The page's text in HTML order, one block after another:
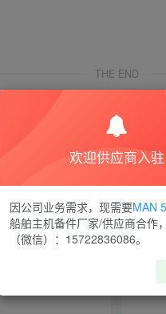
THE END
喜欢就支持一下吧
点赞13 分享
欢迎供应商入驻
因公司业务需求，现需要MAN
船舶主机备件厂家/供应商合作
（微信）：15722836086。